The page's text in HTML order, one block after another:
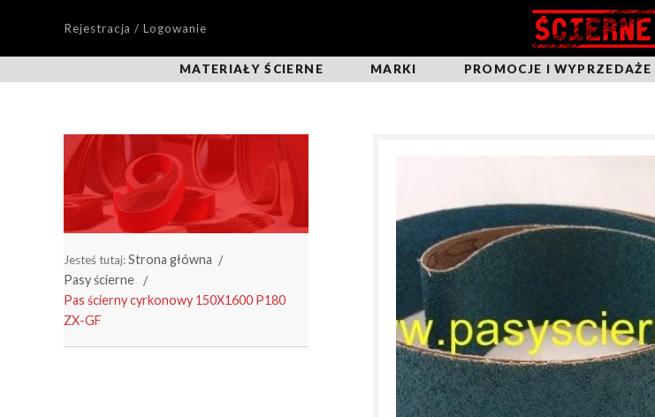
Rejestracja / Logowanie
MATERIAŁY ŚCIERNE MARKI PROMOCJE I WYPRZEDAŻE
Jesteś tutaj:Strona główna
Pasy ścierne
Pas ścierny cyrkonowy 150X1600 P180
ZX-GF